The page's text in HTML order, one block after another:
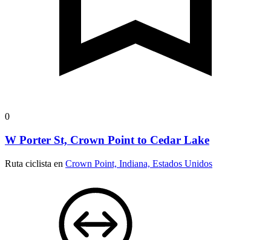
0
W Porter St, Crown Point to Cedar Lake
Ruta ciclista en Crown Point, Indiana, Estados Unidos